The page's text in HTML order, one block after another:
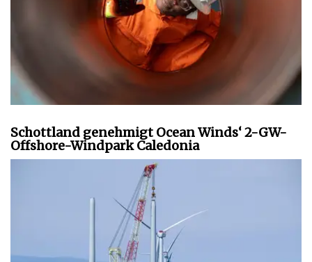
Schottland genehmigt Ocean Winds‘ 2-GW-
Offshore-Windpark Caledonia